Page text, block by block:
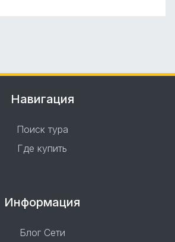
Навигация
Поиск тура
Где купить
Информация
Блог Сети